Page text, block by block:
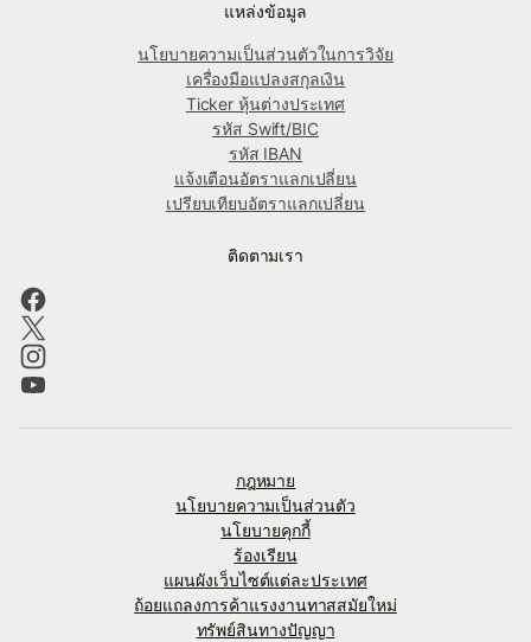
แหล่งข้อมูล
นโยบายความเป็นส่วนตัวในการวิจัย
เครื่องมือแปลงสกุลเงิน
Ticker หุ้นต่างประเทศ
รหัส Swift/BIC
รหัส IBAN
แจ้งเตือนอัตราแลกเปลี่ยน
เปรียบเทียบอัตราแลกเปลี่ยน
ติดตามเรา
กฎหมาย
นโยบายความเป็นส่วนตัว
นโยบายคุกกี้
ร้องเรียน
แผนผังเว็บไซต์แต่ละประเทศ
ถ้อยแถลงการค้าแรงงานทาสสมัยใหม่
ทรัพย์สินทางปัญญา